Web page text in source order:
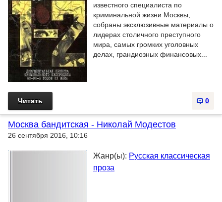
известного специалиста по
криминальной жизни Москвы,
собраны эксклюзивные материалы о
лидерах столичного преступного
мира, самых громких уголовных
делах, грандиозных финансовых...
0
Читать
Москва бандитская - Николай Модестов
26 сентября 2016, 10:16
Жанр(ы): Русская классическая
проза